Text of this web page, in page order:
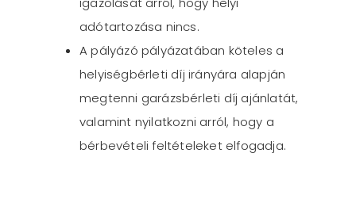
adótartozása nincs.
A pályázó pályázatában köteles a
helyiségbérleti díj irányára alapján
megtenni garázsbérleti díj ajánlatát,
valamint nyilatkozni arról, hogy a
bérbevételi feltételeket elfogadja.